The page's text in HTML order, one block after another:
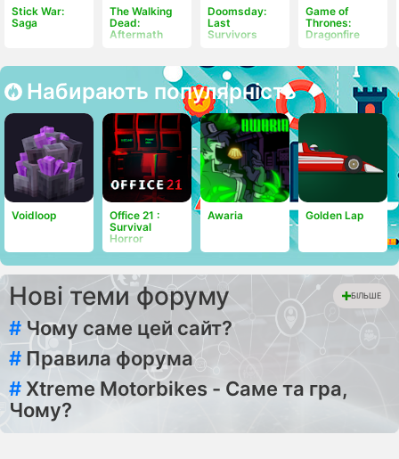
Stick War:
Saga
The Walking
Dead:
Aftermath
Doomsday:
Last
Survivors
Game of
Thrones:
Dragonfire
Набирають популярність
Voidloop
Office 21 :
Survival
Horror
Awaria Golden Lap
Нові теми форуму БІЛЬШЕ
# Чому саме цей сайт?
# Правила форума
# Xtreme Motorbikes - Саме та гра,
Чому?